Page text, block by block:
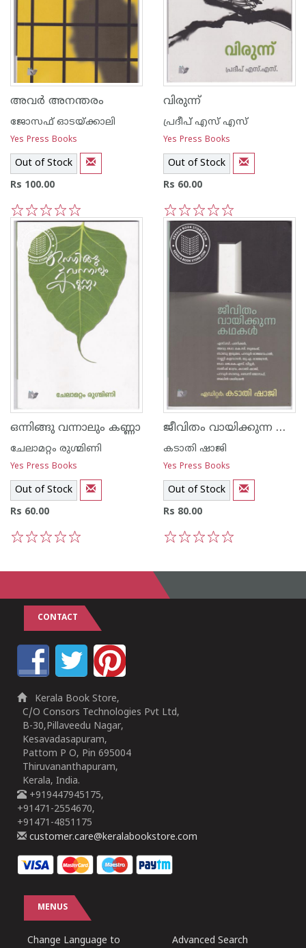
അവര്‍ അനന്തരം
ജോസഫ് ഓടയ്ക്കാലി
Yes Press Books
Out of Stock
Rs 100.00
5
4
3
2
1
വിരുന്ന്
പ്രദീപ് എസ് എസ്
Yes Press Books
Out of Stock
Rs 60.00
5
4
3
2
1
ഒന്നിങ്ങു വന്നാലും കണ്ണാ
ചേലാമറ്റം രുഗ്മിണി
Yes Press Books
Out of Stock
Rs 60.00
ജീവിതം വായിക്കുന്ന കഥകള്‍
കടാതി ഷാജി
Yes Press Books
Out of Stock
Rs 80.00
CONTACT
Kerala Book Store,
C/O Consors Technologies Pvt Ltd,
B-30,Pillaveedu Nagar,
Kesavadasapuram,
Pattom P O, Pin 695004
Thiruvananthapuram,
Kerala, India.
+919447945175,
+91471-2554670,
+91471-4851175
customer.care@keralabookstore.com
MENUS
Change Language to
Advanced Search